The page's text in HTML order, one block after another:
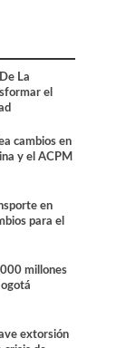
La
el
cambios en
y el ACPM
en
para el
millones
extorsión